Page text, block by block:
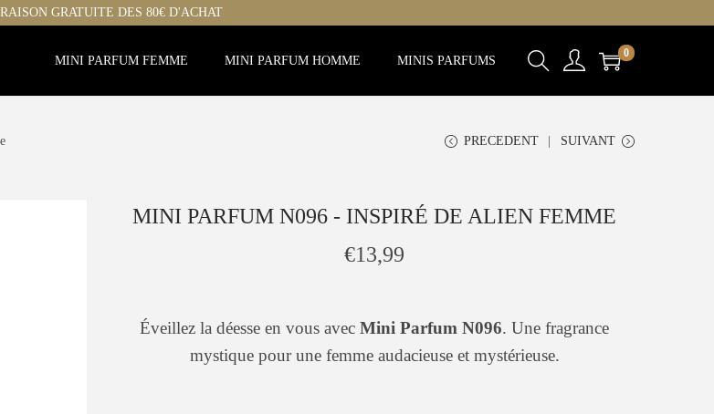
GRATUITE DES 80€ D'ACHAT
MINI PARFUM FEMME MINI PARFUM HOMME MINIS PARFUMS
0
PRECEDENT SUIVANT
MINI PARFUM N096 - INSPIRÉ DE ALIEN FEMME
€13,99
Éveillez la déesse en vous avec Mini Parfum N096. Une fragrance
mystique pour une femme audacieuse et mystérieuse.